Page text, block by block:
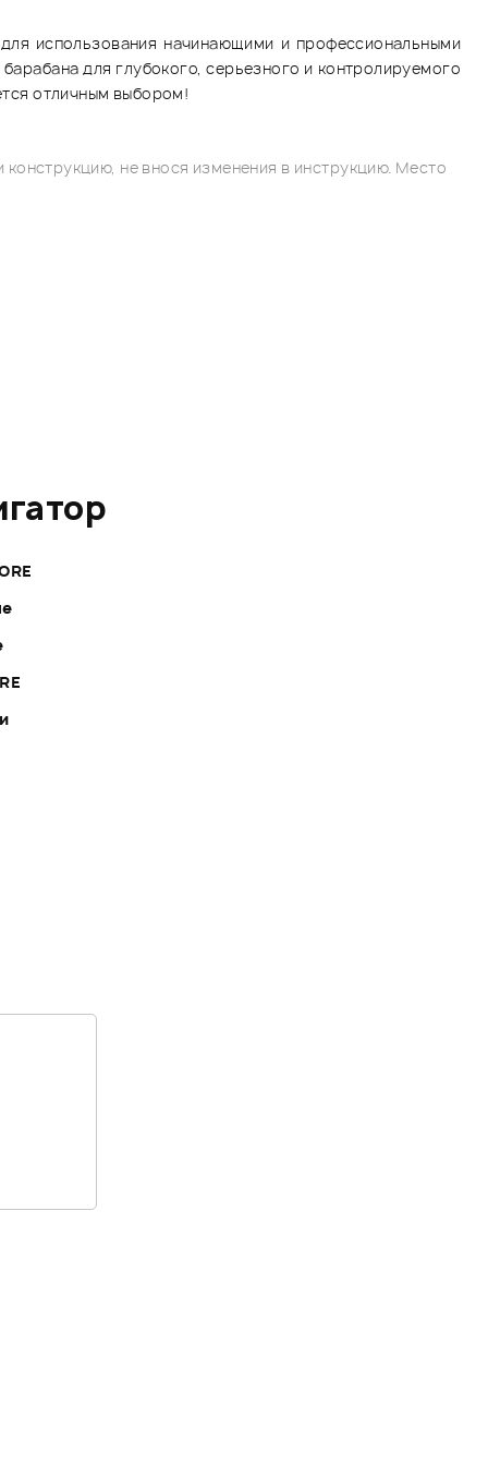
использования начинающими и профессиональными
для глубокого, серьезного и контролируемого
отличным выбором!
не внося изменения в инструкцию. Место